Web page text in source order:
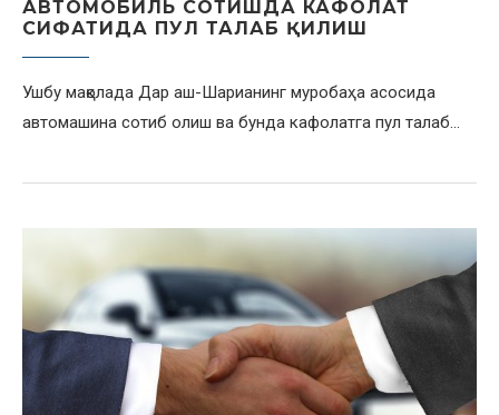
АВТОМОБИЛЬ СОТИШДА КАФОЛАТ
СИФАТИДА ПУЛ ТАЛАБ ҚИЛИШ
Ушбу мақолада Дар аш-Шарианинг муробаҳа асосида
автомашина сотиб олиш ва бунда кафолатга пул талаб…